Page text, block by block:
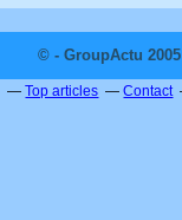
© - GroupActu
Top articles Contact